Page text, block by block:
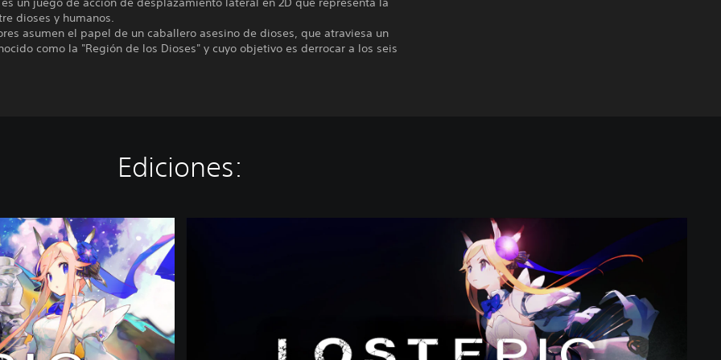
dioses y humanos.
asumen el papel de un caballero asesino de dioses, que atraviesa un
como la "Región de los Dioses" y cuyo objetivo es derrocar a los seis
Ediciones: